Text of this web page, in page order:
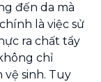
đến da mà
là việc sử
ra chất tẩy
chỉ
sinh. Tuy